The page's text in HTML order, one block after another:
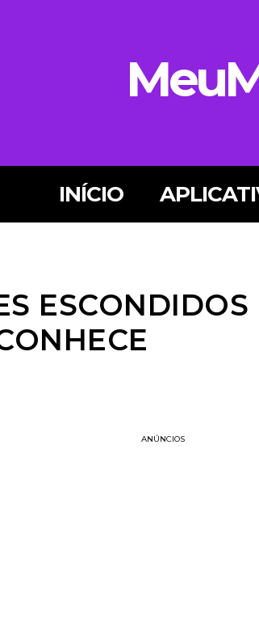
INÍCIO
ANÚNCIOS